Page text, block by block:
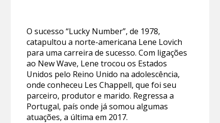
O sucesso “Lucky Number”, de 1978,
catapultou a norte-americana Lene Lovich
para uma carreira de sucesso. Com ligações
ao New Wave, Lene trocou os Estados
Unidos pelo Reino Unido na adolescência,
onde conheceu Les Chappell, que foi seu
parceiro, produtor e marido. Regressa a
Portugal, país onde já somou algumas
atuações, a última em 2017.